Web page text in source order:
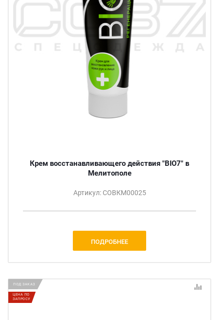
Крем восстанавливающего действия "BIO7" в
Мелитополе
Артикул: СОВКМ00025
ПОДРОБНЕЕ
ПОД ЗАКАЗ
ЦЕНА ПО
ЗАПРОСУ